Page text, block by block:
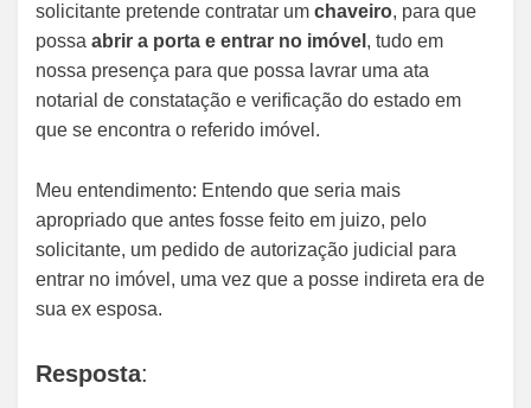
solicitante pretende contratar um chaveiro, para que
possa abrir a porta e entrar no imóvel , tudo em
nossa presença para que possa lavrar uma ata
notarial de constatação e verificação do estado em
que se encontra o referido imóvel.
Meu entendimento: Entendo que seria mais
apropriado que antes fosse feito em juizo, pelo
solicitante, um pedido de autorização judicial para
entrar no imóvel, uma vez que a posse indireta era de
sua ex esposa.
Resposta: